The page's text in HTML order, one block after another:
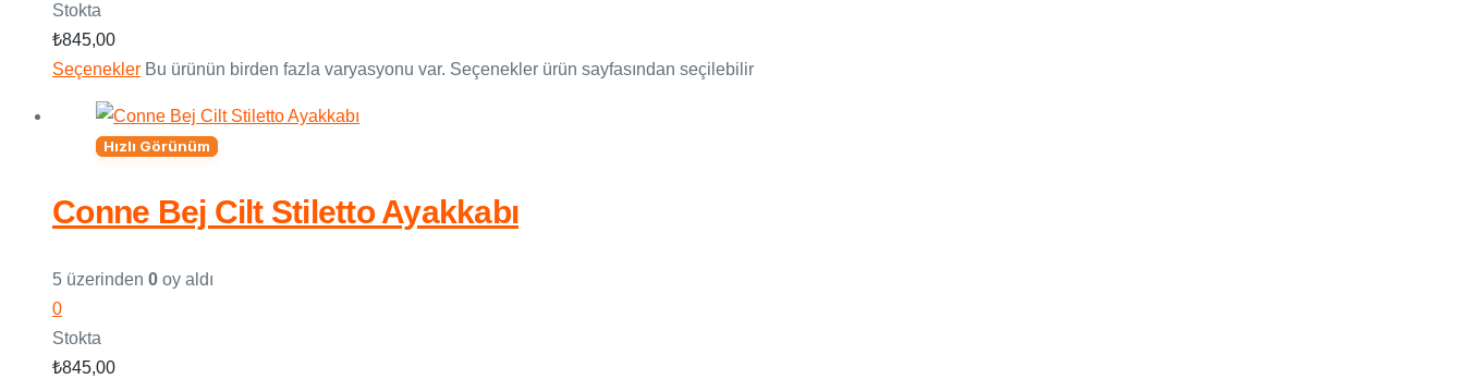
Stokta
₺845,00
Seçenekler Bu ürünün birden fazla varyasyonu var. Seçenekler ürün sayfasından seçilebilir
Hızlı Görünüm
Conne Bej Cilt Stiletto Ayakkabı
5 üzerinden 0 oy aldı
0
Stokta
₺845,00